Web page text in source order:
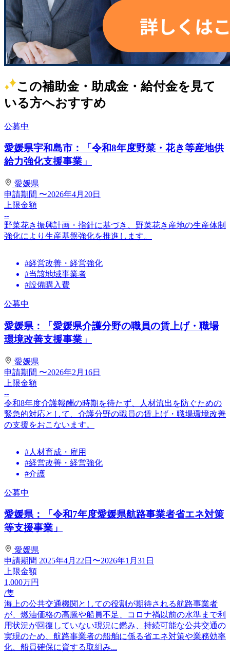
この補助金・助成金・給付金を見て
いる方へおすすめ
公募中
愛媛県宇和島市：「令和8年度野菜・花き等産地供
給力強化支援事業」
愛媛県
申請期間 〜2026年4月20日
上限金額
--
野菜花き振興計画・指針に基づき、野菜花き産地の生産体制
強化により生産基盤強化を推進します。
#経営改善・経営強化
#当該地域事業者
#設備購入費
公募中
愛媛県：「愛媛県介護分野の職員の賃上げ・職場
環境改善支援事業」
愛媛県
申請期間 〜2026年2月16日
上限金額
--
令和8年度介護報酬の時期を待たず、人材流出を防ぐための
緊急的対応として、介護分野の職員の賃上げ・職場環境改善
の支援をおこないます。
#人材育成・雇用
#経営改善・経営強化
#介護
公募中
愛媛県：「令和7年度愛媛県航路事業者省エネ対策
等支援事業」
愛媛県
申請期間 2025年4月22日〜2026年1月31日
上限金額
1,000万円
/隻
海上の公共交通機関としての役割が期待される航路事業者
が、燃油価格の高騰や船員不足、コロナ禍以前の水準まで利
用状況が回復していない現況に鑑み、持続可能な公共交通の
実現のため、航路事業者の船舶に係る省エネ対策や業務効率
化、船員確保に資する取組み...